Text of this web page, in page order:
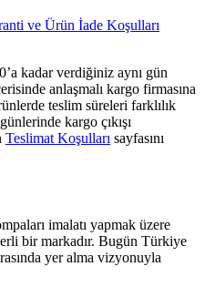
ve Ürün İade Koşulları
kadar verdiğiniz aynı gün
anlaşmalı kargo firmasına
teslim süreleri farklılık
kargo çıkışı
Teslimat Koşulları sayfasını
imalatı yapmak üzere
bir markadır. Bugün Türkiye
yer alma vizyonuyla